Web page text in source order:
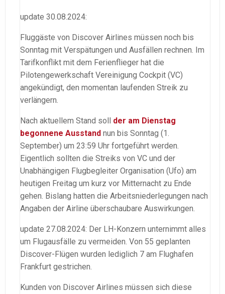
update 30.08.2024:
Fluggäste von Discover Airlines müssen noch bis
Sonntag mit Verspätungen und Ausfällen rechnen. Im
Tarifkonflikt mit dem Ferienflieger hat die
Pilotengewerkschaft Vereinigung Cockpit (VC)
angekündigt, den momentan laufenden Streik zu
verlängern.
Nach aktuellem Stand soll der am Dienstag
begonnene Ausstand nun bis Sonntag (1.
September) um 23:59 Uhr fortgeführt werden.
Eigentlich sollten die Streiks von VC und der
Unabhängigen Flugbegleiter Organisation (Ufo) am
heutigen Freitag um kurz vor Mitternacht zu Ende
gehen. Bislang hatten die Arbeitsniederlegungen nach
Angaben der Airline überschaubare Auswirkungen.
update 27.08.2024: Der LH-Konzern unternimmt alles
um Flugausfälle zu vermeiden. Von 55 geplanten
Discover-Flügen wurden lediglich 7 am Flughafen
Frankfurt gestrichen.
Kunden von Discover Airlines müssen sich diese